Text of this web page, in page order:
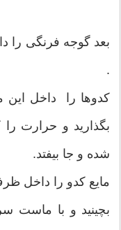
بعد گوجه فرنگی را
.
کدوها را داخل این
بگذارید و حرارت را
شده و جا بیفتد.
مایع کدو را داخل
بچینید و با ماست